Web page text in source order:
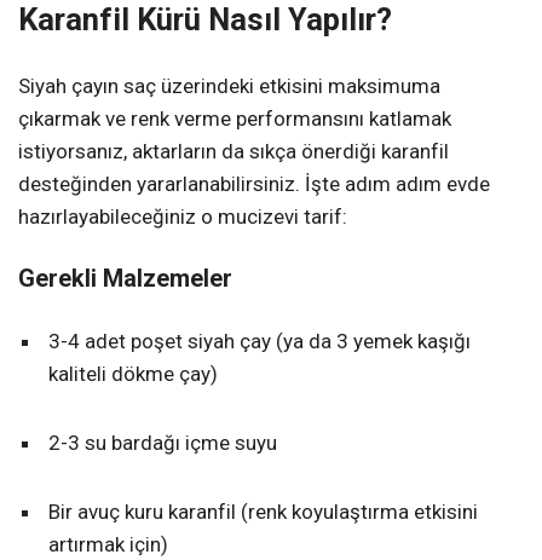
Karanfil Kürü Nasıl Yapılır?
Siyah çayın saç üzerindeki etkisini maksimuma
çıkarmak ve renk verme performansını katlamak
istiyorsanız, aktarların da sıkça önerdiği karanfil
desteğinden yararlanabilirsiniz. İşte adım adım evde
hazırlayabileceğiniz o mucizevi tarif:
Gerekli Malzemeler
3-4 adet poşet siyah çay (ya da 3 yemek kaşığı
kaliteli dökme çay)
2-3 su bardağı içme suyu
Bir avuç kuru karanfil (renk koyulaştırma etkisini
artırmak için)